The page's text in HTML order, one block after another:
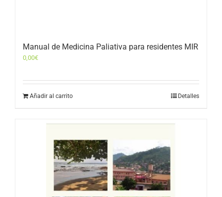
Manual de Medicina Paliativa para residentes MIR
0,00€
Añadir al carrito Detalles